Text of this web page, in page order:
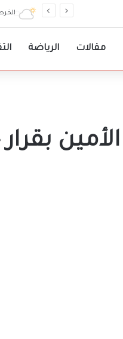
مقالات الرياضة
بقرار